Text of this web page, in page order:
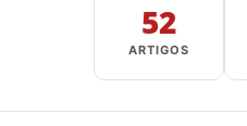
52
ARTIGOS